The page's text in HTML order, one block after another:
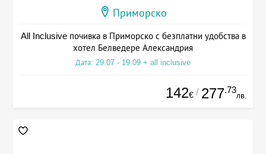
Приморско
All Inclusive почивка в Приморско с безплатни удобства в
хотел Белведере Александрия
Дата: 29.07 - 19.09 + all inclusive
142€ / 277.73
лв.